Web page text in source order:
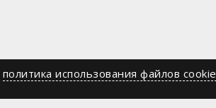
политика использования файлов cookie